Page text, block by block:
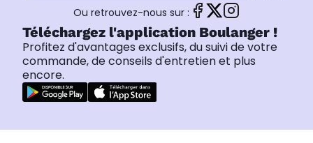
Ou retrouvez-nous sur :
Téléchargez l'application Boulanger !
Profitez d'avantages exclusifs, du suivi de votre
commande, de conseils d'entretien et plus
encore.